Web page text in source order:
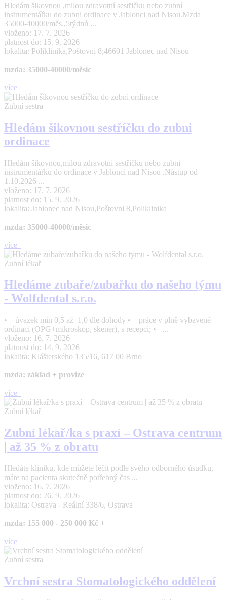
Hledám šikovnou ,milou zdravotní sestřičku nebo zubní
instrumentářku do zubni ordinace v Jablonci nad Nisou.Mzda
35000-40000/měs.,5týdnů ...
vloženo: 17. 7. 2026
platnost do: 15. 9. 2026
lokalita: Poliklinika,Poštovni 8;46601 Jablonec nad Nisou
mzda: 35000-40000/měsic
více
Zubní sestra
Hledám šikovnou sestříčku do zubni
ordinace
Hledám šikovnou,milou zdravotni sestřičku nebo zubni
instrumentářku do ordinace v Jablonci nad Nisou .Nástup od
1.10.2026 ...
vloženo: 17. 7. 2026
platnost do: 15. 9. 2026
lokalita: Jablonec nad Nisou,Poštovni 8,Poliklinika
mzda: 35000-40000/měsic
více
Zubní lékař
Hledáme zubaře/zubařku do našeho týmu
- Wolfdental s.r.o.
• úvazek min 0,5 až 1,0 dle dohody • práce v plně vybavené
ordinaci (OPG+mikroskop, skener), s recepcí; • ...
vloženo: 16. 7. 2026
platnost do: 14. 9. 2026
lokalita: Klášterského 135/16, 617 00 Brno
mzda: základ + provize
více
Zubní lékař
Zubní lékař/ka s praxí – Ostrava centrum
| až 35 % z obratu
Hledáte kliniku, kde můžete léčit podle svého odborného úsudku,
máte na pacienta skutečně potřebný čas ...
vloženo: 16. 7. 2026
platnost do: 26. 9. 2026
lokalita: Ostrava - Reální 338/6, Ostrava
mzda: 155 000 - 250 000 Kč +
více
Zubní sestra
Vrchní sestra Stomatologického oddělení